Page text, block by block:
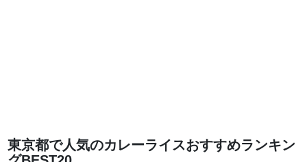
東京都で人気のカレーライスおすすめランキン